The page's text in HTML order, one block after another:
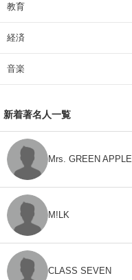
教育
経済
音楽
新着著名人一覧
Mrs. GREEN APPLE
M!LK
CLASS SEVEN